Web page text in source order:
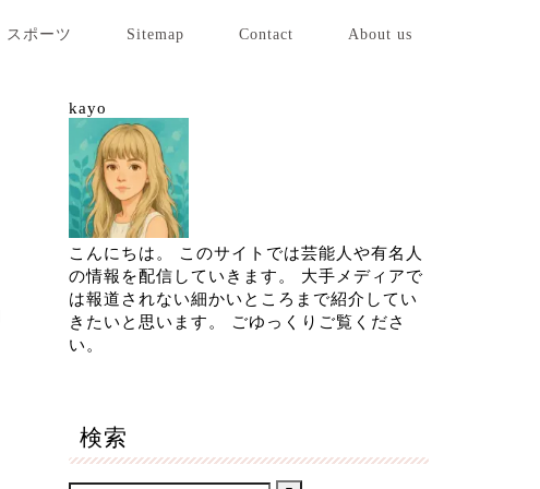
スポーツ Sitemap Contact About us
kayo
こんにちは。 このサイトでは芸能人や有名人
の情報を配信していきます。 大手メディアで
は報道されない細かいところまで紹介してい
きたいと思います。 ごゆっくりご覧くださ
い。
検索